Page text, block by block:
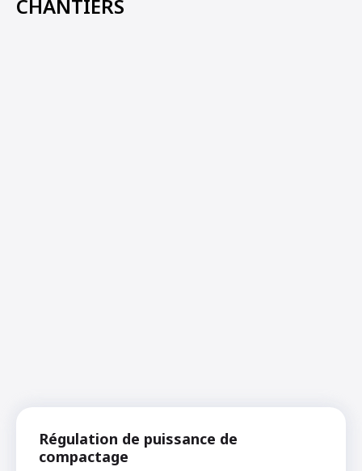
CHANTIERS
Régulation de puissance de
compactage